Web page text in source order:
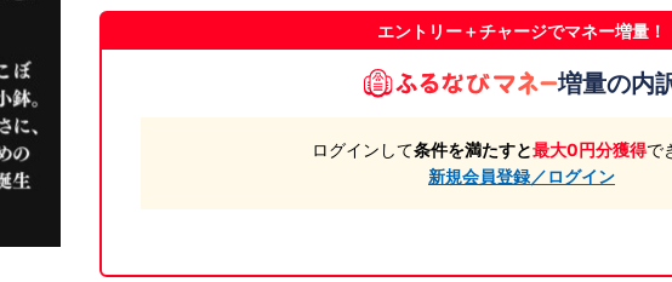
エントリー＋チャージでマネー増量！
増量の内
ログインして条件を満たすと最大0円分獲得で
新規会員登録／ログイン